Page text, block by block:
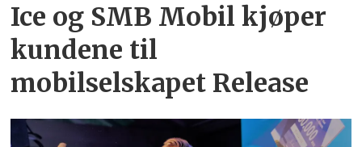
Ice og SMB Mobil kjøper
kundene til
mobilselskapet Release